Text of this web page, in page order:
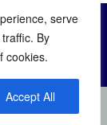
serve
By
cookies.
Accept All
werden in
zugelassenen